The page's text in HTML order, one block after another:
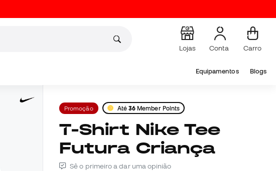
Lojas Conta Carro
Equipamentos Blogs
Promoção Até 36 Member Points
T-Shirt Nike Tee
Futura Criança
Sê o primeiro a dar uma opinião